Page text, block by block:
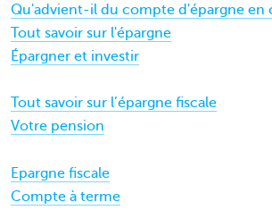
Qu'advient-il du compte d'épargne en
Tout savoir sur l'épargne
Épargner et investir
Tout savoir sur l’épargne fiscale
Votre pension
Epargne fiscale
Compte à terme